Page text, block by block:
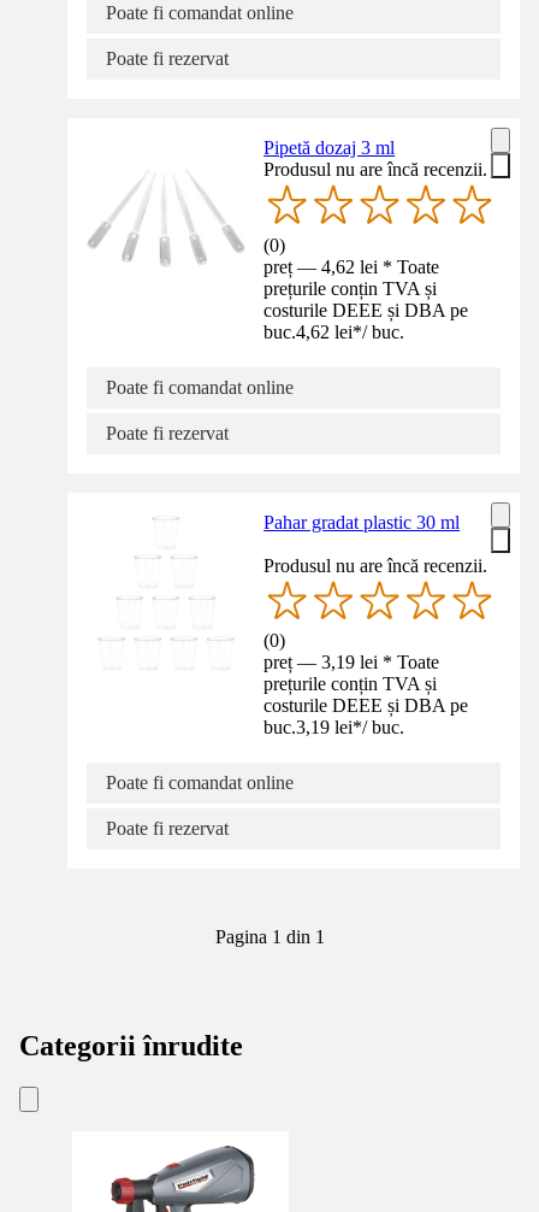
Poate fi comandat online
Poate fi rezervat
Pipetă dozaj 3 ml
Produsul nu are încă recenzii.
(0)
preț — 4,62 lei * Toate
prețurile conțin TVA și
costurile DEEE și DBA pe
buc.4,62 lei*/ buc.
Poate fi comandat online
Poate fi rezervat
Pahar gradat plastic 30 ml
Produsul nu are încă recenzii.
(0)
preț — 3,19 lei * Toate
prețurile conțin TVA și
costurile DEEE și DBA pe
buc.3,19 lei*/ buc.
Poate fi comandat online
Poate fi rezervat
Pagina 1 din 1
Categorii înrudite